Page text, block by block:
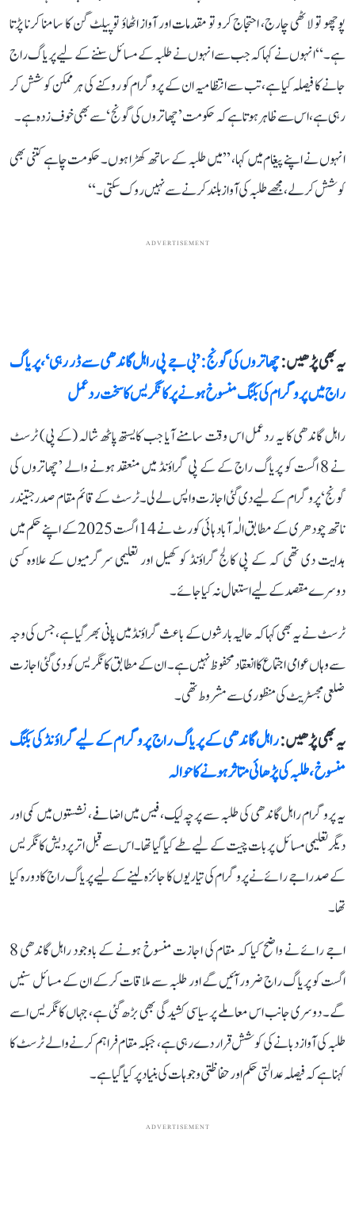
پوچھو تو لاٹھی چارج، احتجاج کرو تو مقدمات اور آواز اٹھاؤ تو پیلٹ گن کا سامنا کرنا پڑتا
ہے۔‘‘ انہوں نے کہا کہ جب سے انہوں نے طلبہ کے مسائل سننے کے لیے پریاگ راج
جانے کا فیصلہ کیا ہے، تب سے انتظامیہ ان کے پروگرام کو روکنے کی ہر ممکن کوشش کر
رہی ہے، اس سے ظاہر ہوتا ہے کہ حکومت ’چھاتروں کی گونج‘ سے بھی خوف زدہ ہے۔
انہوں نے اپنے پیغام میں کہا، ’’میں طلبہ کے ساتھ کھڑا ہوں۔ حکومت چاہے کتنی بھی
کوشش کر لے، مجھے طلبہ کی آواز بلند کرنے سے نہیں روک سکتی۔‘‘
ADVERTISEMENT
یہ بھی پڑھیں :چھاتروں کی گونج: ’بی جے پی راہل گاندھی سے ڈر رہی‘، پریاگ
راج میں پروگرام کی بکنگ منسوخ ہونے پر کانگریس کا سخت ردعمل
راہل گاندھی کا یہ ردعمل اس وقت سامنے آیا جب کایستھ پاٹھ شالہ (کے پی) ٹرسٹ
نے 8 اگست کو پریاگ راج کے کے پی گراؤنڈ میں منعقد ہونے والے ’چھاتروں کی
گونج‘ پروگرام کے لیے دی گئی اجازت واپس لے لی۔ ٹرسٹ کے قائم مقام صدر جتیندر
ناتھ چودھری کے مطابق الٰہ آباد ہائی کورٹ نے 14 اگست 2025 کے اپنے حکم میں
ہدایت دی تھی کہ کے پی کالج گراؤنڈ کو کھیل اور تعلیمی سرگرمیوں کے علاوہ کسی
دوسرے مقصد کے لیے استعمال نہ کیا جائے۔
ٹرسٹ نے یہ بھی کہا کہ حالیہ بارشوں کے باعث گراؤنڈ میں پانی بھر گیا ہے، جس کی وجہ
سے وہاں عوامی اجتماع کا انعقاد محفوظ نہیں ہے۔ ان کے مطابق کانگریس کو دی گئی اجازت
ضلعی مجسٹریٹ کی منظوری سے مشروط تھی۔
یہ بھی پڑھیں :راہل گاندھی کے پریاگ راج پروگرام کے لیے گراؤنڈ کی بکنگ
منسوخ، طلبہ کی پڑھائی متاثر ہونے کا حوالہ
یہ پروگرام راہل گاندھی کی طلبہ سے پرچہ لیک، فیس میں اضافے، نشستوں میں کمی اور
دیگر تعلیمی مسائل پر بات چیت کے لیے طے کیا گیا تھا۔ اس سے قبل اتر پردیش کانگریس
کے صدر اجے رائے نے پروگرام کی تیاریوں کا جائزہ لینے کے لیے پریاگ راج کا دورہ کیا
تھا۔
اجے رائے نے واضح کیا کہ مقام کی اجازت منسوخ ہونے کے باوجود راہل گاندھی 8
اگست کو پریاگ راج ضرور آئیں گے اور طلبہ سے ملاقات کرکے ان کے مسائل سنیں
گے۔ دوسری جانب اس معاملے پر سیاسی کشیدگی بھی بڑھ گئی ہے، جہاں کانگریس اسے
طلبہ کی آواز دبانے کی کوشش قرار دے رہی ہے، جبکہ مقام فراہم کرنے والے ٹرسٹ کا
کہنا ہے کہ فیصلہ عدالتی حکم اور حفاظتی وجوہات کی بنیاد پر کیا گیا ہے۔
ADVERTISEMENT